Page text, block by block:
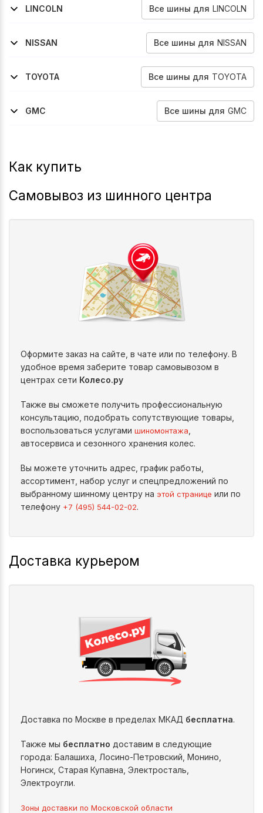
LINCOLN
Все шины для LINCOLN
1998-2002
NISSAN
Все шины для NISSAN
2005-2014
TOYOTA
Все шины для TOYOTA
2004-2015
2015-2023
GMC
Все шины для GMC
Как купить
Самовывоз из шинного центра
Оформите заказ на сайте, в чате или по телефону. В
удобное время заберите товар самовывозом в
центрах сети Колесо.ру
Также вы сможете получить профессиональную
консультацию, подобрать сопутствующие товары,
воспользоваться услугами шиномонтажа
автосервиса и сезонного хранения колес.
Вы можете уточнить адрес, график работы,
ассортимент, набор услуг и спецпредложений по
выбранному шинному центру на этой странице или по
телефону +7 (495) 544-02-02.
Доставка курьером
Доставка по Москве в пределах МКАД бесплатна.
Также мы бесплатно доставим в следующие
города: Балашиха, Лосино-Петровский, Монино,
Ногинск, Старая Купавна, Электросталь,
Электроугли.
Зоны доставки по Московской области